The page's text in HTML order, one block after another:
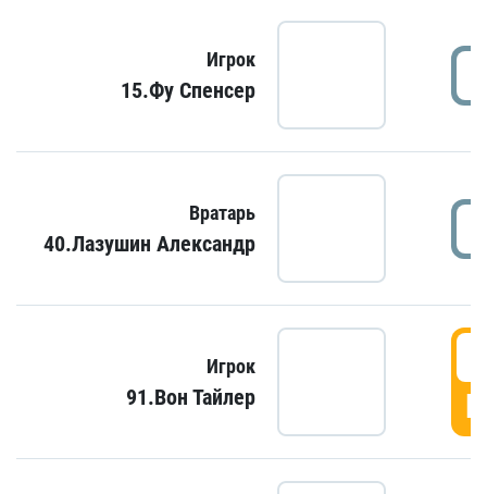
Игрок
15.Фу Спенсер
Вратарь
40.Лазушин Александр
Игрок
91.Вон Тайлер